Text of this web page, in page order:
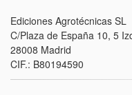
Ediciones Agrotécnicas SL
C/Plaza de España 10, 5
28008 Madrid
CIF.: B80194590